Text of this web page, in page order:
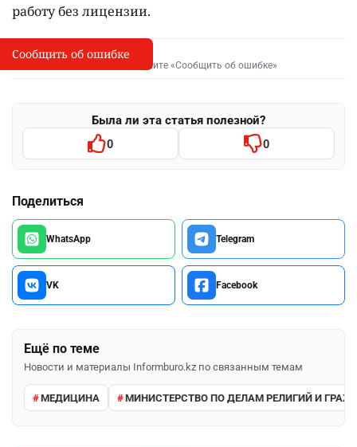
работу без лицензии.
I
Сообщить об опечатке
Выделите фрагмент и нажмите «Сообщить об ошибке»
Была ли эта статья полезной?
0 0
Поделиться
WhatsApp Telegram
VK Facebook
Ещё по теме
Новости и материалы Informburo.kz по связанным темам
МЕДИЦИНА МИНИСТЕРСТВО ПО ДЕЛАМ РЕЛИГИЙ И
Сообщить об ошибке